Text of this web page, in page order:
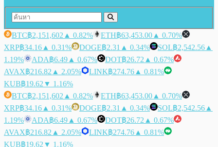
BTC฿2,151,602 ▲ 0.82% ETH฿63,453.00 ▲ 0.70%
XRP฿34.16 ▲ 0.31% DOGE฿2.31 ▲ 0.34% SOL฿2,542.56 ▲
1.19%
ADA฿6.49 ▲ 0.67% DOT฿26.72 ▲ 0.67%
AVAX฿216.82 ▲ 2.05% LINK฿274.76 ▲ 0.81%
KUB฿19.62 ▼ 1.16%
BTC฿2,151,602 ▲ 0.82% ETH฿63,453.00 ▲ 0.70%
XRP฿34.16 ▲ 0.31% DOGE฿2.31 ▲ 0.34% SOL฿2,542.56 ▲
1.19%
ADA฿6.49 ▲ 0.67% DOT฿26.72 ▲ 0.67%
AVAX฿216.82 ▲ 2.05% LINK฿274.76 ▲ 0.81%
KUB฿19.62 ▼ 1.16%